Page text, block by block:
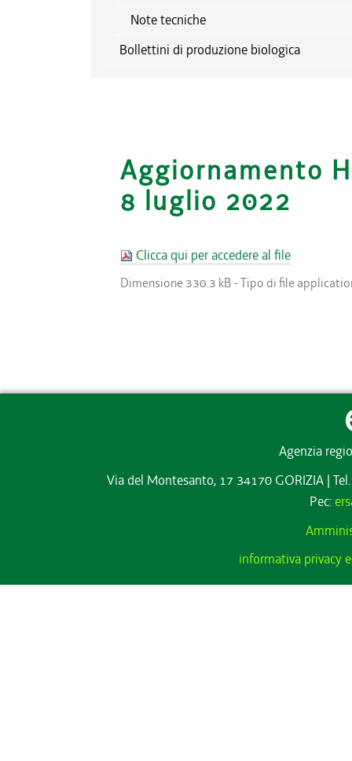
Note tecniche
Bollettini di produzione biologica
Aggiornamento
8 luglio 2022
Clicca qui per accedere al file
Dimensione 330.3 kB- Tipo di file
Agenzia
Via del Montesanto, 17 34170 GORIZIA |
Pec:
informativa privacy